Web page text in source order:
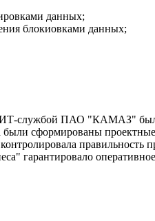
данных;
блокиовками данных;
ИТ-службой ПАО "КАМАЗ"
сформированы
гарантировало